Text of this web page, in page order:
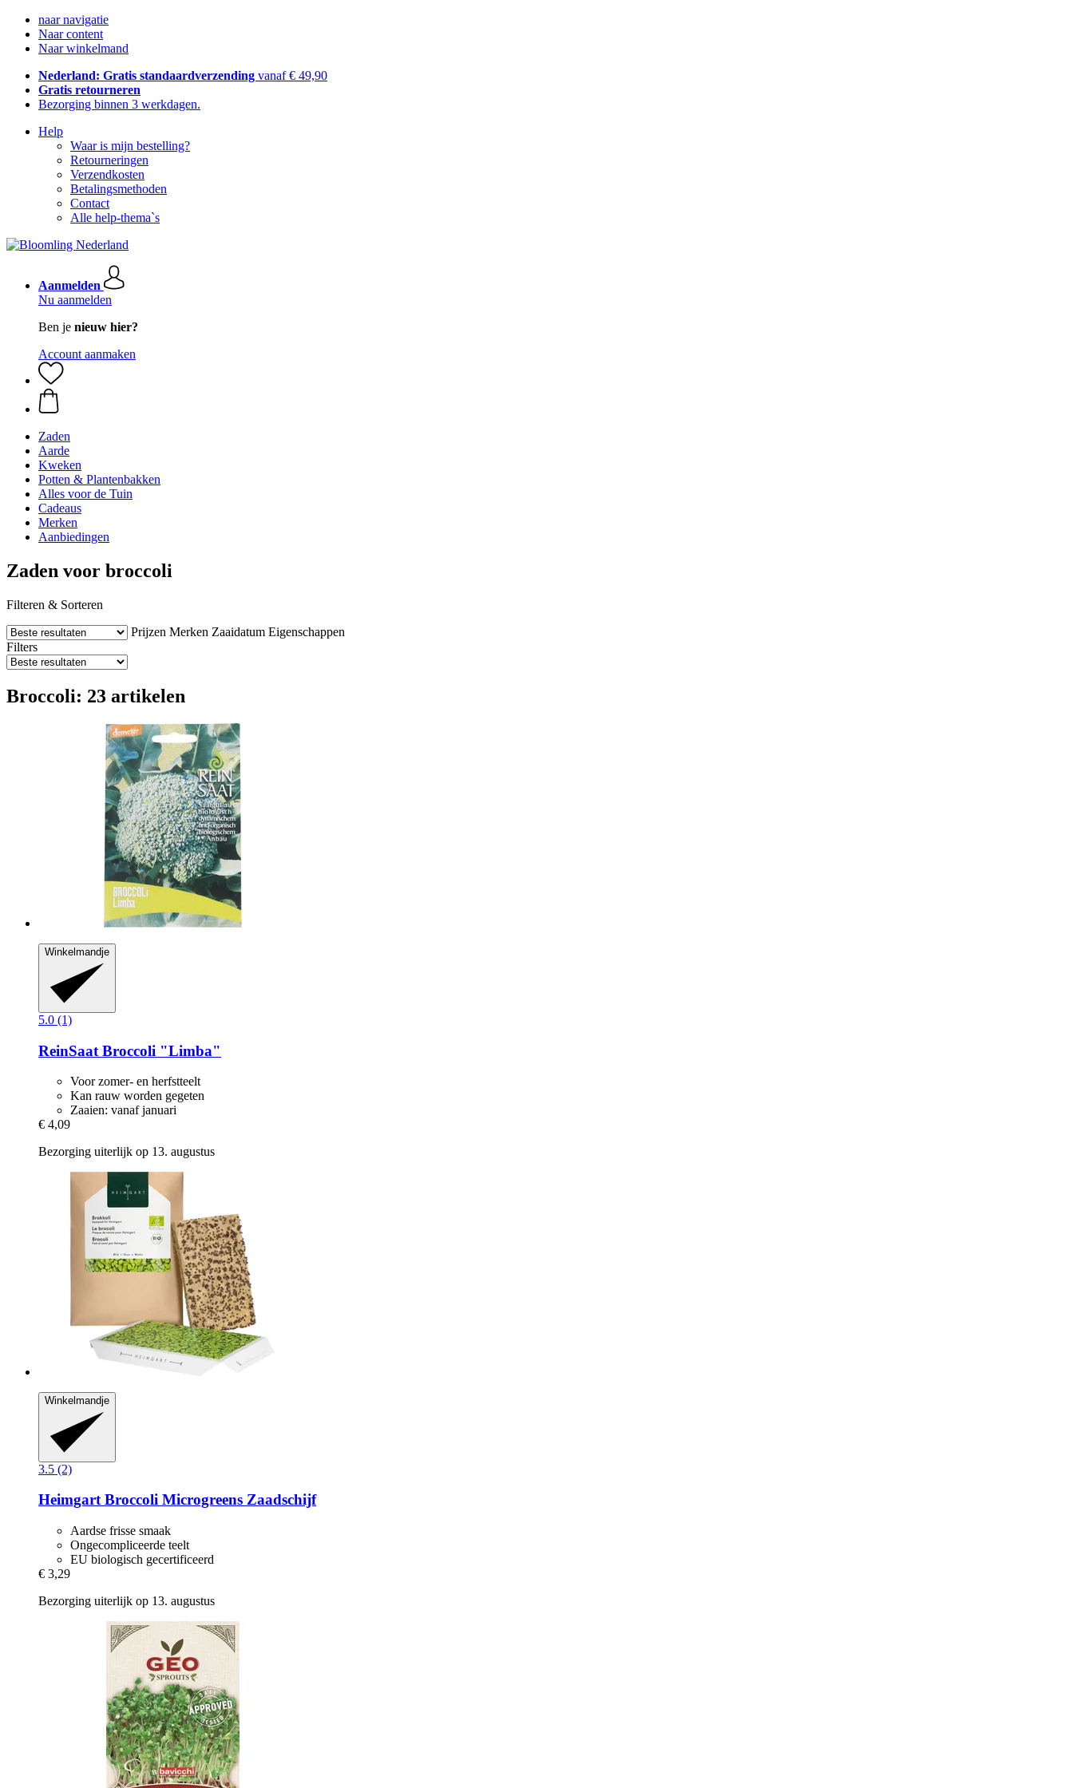
naar navigatie
Naar content
Naar winkelmand
Nederland: Gratis standaardverzending vanaf € 49,90
Gratis retourneren
Bezorging binnen 3 werkdagen.
Help
Waar is mijn bestelling?
Retourneringen
Verzendkosten
Betalingsmethoden
Contact
Alle help-thema`s
Aanmelden
Nu aanmelden
Ben je nieuw hier?
Account aanmaken
Zaden
Aarde
Kweken
Potten & Plantenbakken
Alles voor de Tuin
Cadeaus
Merken
Aanbiedingen
Zaden voor broccoli
Filteren & Sorteren
Prijzen Merken Zaaidatum Eigenschappen
Filters
Broccoli: 23 artikelen
Winkelmandje
5.0 (1)
ReinSaat Broccoli "Limba"
Voor zomer- en herfstteelt
Kan rauw worden gegeten
Zaaien: vanaf januari
€ 4,09
Bezorging uiterlijk op 13. augustus
Winkelmandje
3.5 (2)
HeimgartBroccoli Microgreens Zaadschijf
Aardse frisse smaak
Ongecompliceerde teelt
EU biologisch gecertificeerd
€ 3,29
Bezorging uiterlijk op 13. augustus